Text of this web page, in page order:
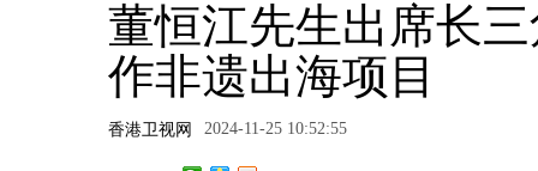
董恒江先生出席长
作非遗出海项目
香港卫视网 2024-11-25 10:52:55